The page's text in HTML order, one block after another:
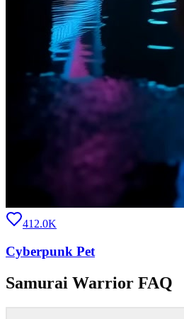
412.0K
Cyberpunk Pet
Samurai Warrior FAQ